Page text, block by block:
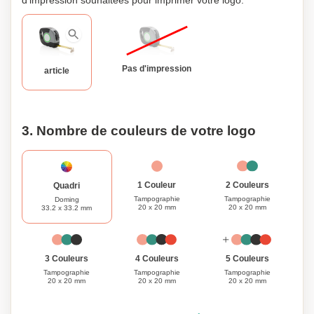
mesures précises à chaque fois. Améliorez vos outils de
mesure avec notre ruban à mesurer de 5M/19mm dès
aujourd'hui!
article Pas d'impression
3. Nombre de couleurs de votre logo
Quadri
Doming
33.2 x 33.2 mm
1 Couleur
Tampographie
20 x 20 mm
2 Couleurs
Tampographie
20 x 20 mm
3 Couleurs
Tampographie
20 x 20 mm
4 Couleurs
Tampographie
20 x 20 mm
5 Couleurs
Tampographie
20 x 20 mm